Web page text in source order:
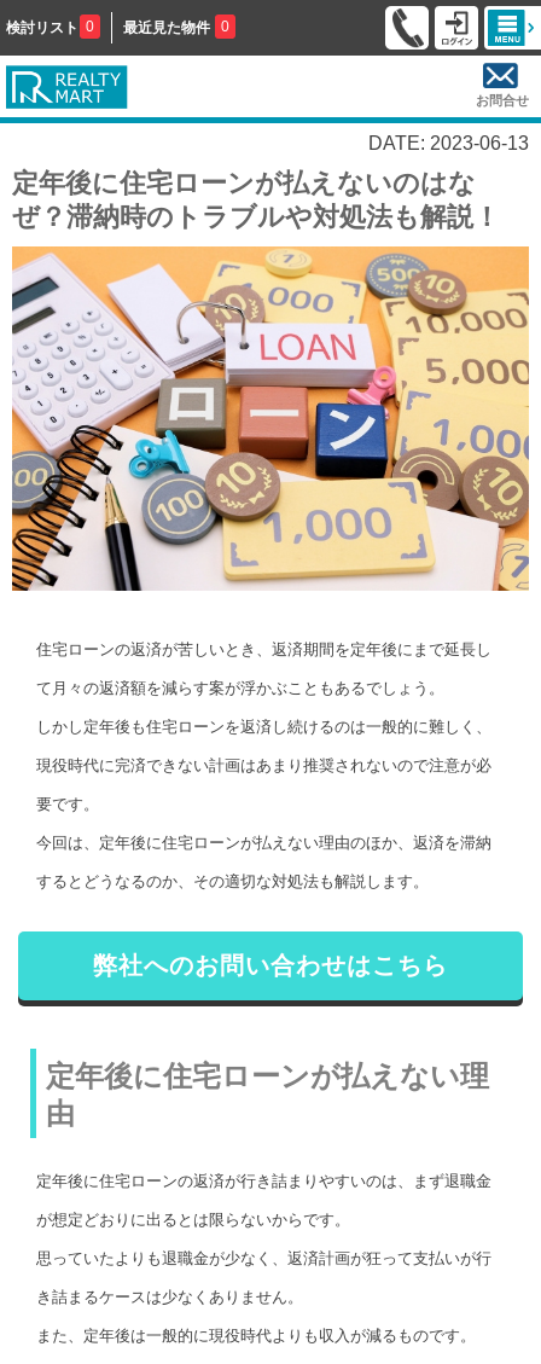
検討リスト 0 最近見た物件 0
お問合せ
DATE: 2023-06-13
定年後に住宅ローンが払えないのはな
ぜ？滞納時のトラブルや対処法も解説！
住宅ローンの返済が苦しいとき、返済期間を定年後にまで延長し
て月々の返済額を減らす案が浮かぶこともあるでしょう。
しかし定年後も住宅ローンを返済し続けるのは一般的に難しく、
現役時代に完済できない計画はあまり推奨されないので注意が必
要です。
今回は、定年後に住宅ローンが払えない理由のほか、返済を滞納
するとどうなるのか、その適切な対処法も解説します。
弊社へのお問い合わせはこちら
定年後に住宅ローンが払えない理
由
定年後に住宅ローンの返済が行き詰まりやすいのは、まず退職金
が想定どおりに出るとは限らないからです。
思っていたよりも退職金が少なく、返済計画が狂って支払いが行
き詰まるケースは少なくありません。
また、定年後は一般的に現役時代よりも収入が減るものです。